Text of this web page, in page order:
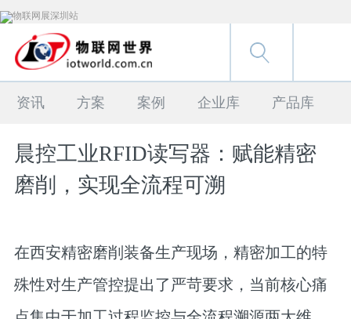
资讯 方案 案例 企业库 产品库
晨控工业RFID读写器：赋能精密
磨削，实现全流程可溯
在西安精密磨削装备生产现场，精密加工的特
殊性对生产管控提出了严苛要求，当前核心痛